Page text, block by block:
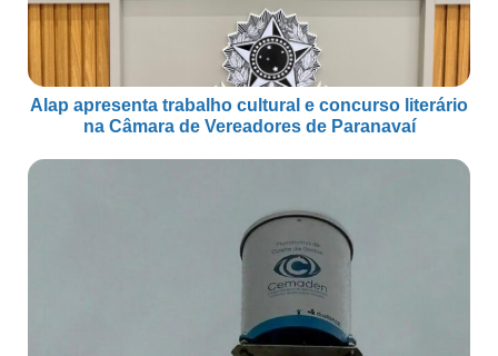
Alap apresenta trabalho cultural e concurso literário
na Câmara de Vereadores de Paranavaí